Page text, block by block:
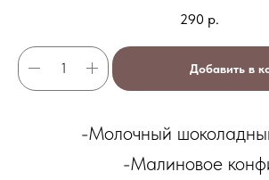
290 р.
Добавить в
-Молочный
-Малиновое